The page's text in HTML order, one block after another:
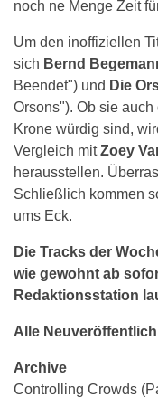
noch ne Menge Zeit
Um den inoffiziellen
sich Bernd
Beendet") und Die
Orsons"). Ob sie
Krone würdig sind,
Vergleich mitZoey
herausstellen.
Schließlich kommen
ums Eck.
Die Tracks der
wie gewohnt ab
Redaktionsstation
Alle
Archive
Controlling Crowds